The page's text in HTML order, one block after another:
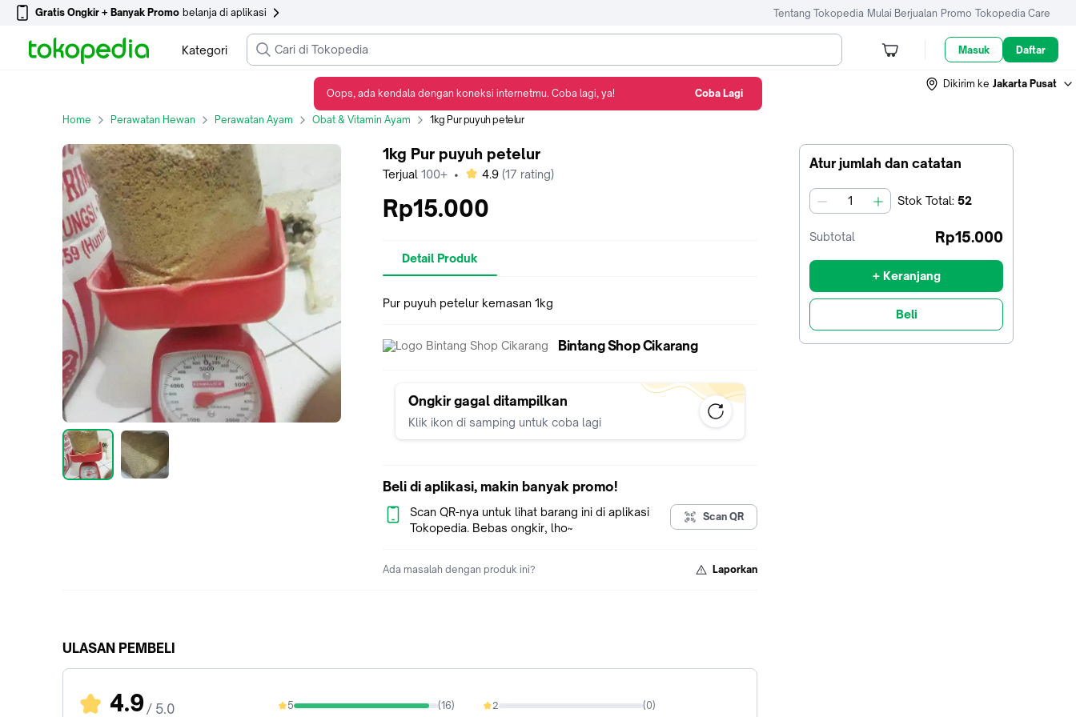
Gratis Ongkir + Banyak Promo belanja di aplikasi Tentang Tokopedia Mulai Berjualan Promo Tokopedia Care
Kategori Masuk Daftar
Dikirim ke Jakarta Pusat
Home Perawatan Hewan Perawatan Ayam Obat & Vitamin Ayam 1kg Pur puyuh petelur
Atur jumlah dan catatan
jumlah Stok Total: 52
Subtotal Rp15.000
+ Keranjang
Beli
1kg Pur puyuh petelur
Terjual 100+ • bintang
4.9 (17 rating)
Rp15.000
Detail Produk
Pur puyuh petelur kemasan 1kg
Bintang Shop Cikarang
Ongkir gagal ditampilkan
Klik ikon di samping untuk coba lagi
Beli di aplikasi, makin banyak promo!
Scan QR-nya untuk lihat barang ini di aplikasi
Tokopedia. Bebas ongkir, lho~
Scan QR
Ada masalah dengan produk ini? Laporkan
ULASAN PEMBELI
4.9 / 5.0
5 (16)
94.12% 2 (0)
0%
Oops, ada kendala dengan koneksi internetmu. Coba lagi, ya! Coba Lagi